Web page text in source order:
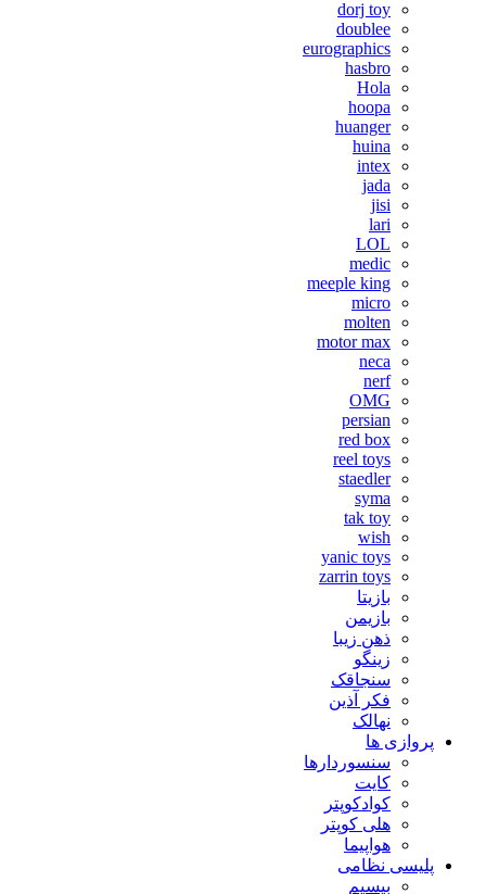
dorj toy
doublee
eurographics
hasbro
Hola
hoopa
huanger
huina
intex
jada
jisi
lari
LOL
medic
meeple king
micro
molten
motor max
neca
nerf
OMG
persian
red box
reel toys
staedler
syma
tak toy
wish
yanic toys
zarrin toys
بازیتا
بازیمن
ذهن زیبا
زینگو
سنجاقک
فکر آذین
نهالک
پروازی ها
سنسوردارها
کایت
کوادکوپتر
هلی کوپتر
هواپیما
پلیسی نظامی
بیسیم